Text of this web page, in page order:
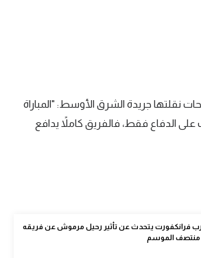
نقلتها جريدة الشرق الأوسط: "المباراة
الدفاع فقط، فالفريق كاملاً يدافع
فرانكفورت يتحدث عن تأثير رحيل مرموش عن فريقه
منتصف الموسم